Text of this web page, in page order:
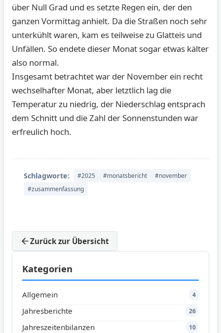
über Null Grad und es setzte Regen ein, der den
ganzen Vormittag anhielt. Da die Straßen noch sehr
unterkühlt waren, kam es teilweise zu Glatteis und
Unfällen. So endete dieser Monat sogar etwas kälter
also normal.
Insgesamt betrachtet war der November ein recht
wechselhafter Monat, aber letztlich lag die
Temperatur zu niedrig, der Niederschlag entsprach
dem Schnitt und die Zahl der Sonnenstunden war
erfreulich hoch.
Schlagworte: #2025 #monatsbericht
#november
#zusammenfassung
Zurück zur Übersicht
Kategorien
Allgemein 4
Jahresberichte 26
Jahreszeitenbilanzen 10